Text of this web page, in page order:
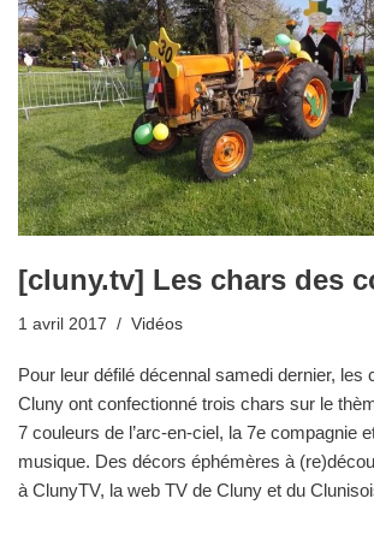
[cluny.tv] Les chars des
1 avril 2017 Vidéos
Pour leur défilé décennal samedi dernier, les
Cluny ont confectionné trois chars sur le
7 couleurs de l’arc-en-ciel, la 7e compagnie
musique. Des décors éphémères à
à ClunyTV, la web TV de Cluny et du